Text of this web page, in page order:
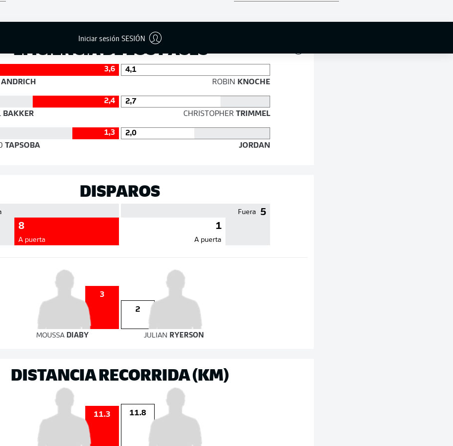
Iniciar sesión SESIÓN
EFICIENCIA DE LOS PASES
3,6
4,1
ANDRICH ROBIN KNOCHE
2,4
2,7
BAKKER CHRISTOPHER TRIMMEL
1,3
2,0
TAPSOBA JORDAN
DISPAROS
8
A puerta
5
Fuera
1
A puerta
3
2
MOUSSA DIABY JULIAN RYERSON
DISTANCIA RECORRIDA (KM)
11.3 11.8